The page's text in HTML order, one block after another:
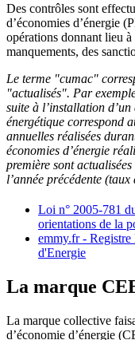
Des contrôles sont
d’économies d’énergie
opérations donnant lieu
manquements, des
Le terme "cumac"
"actualisés". Par
suite à l’installation
énergétique correspond
annuelles réalisées
économies d’énergie
première sont
l’année précédente
Loi n° 2005-781
orientations de la
emmy.fr -
d'Energie
La marque
La marque collective
d’économie d’énergie